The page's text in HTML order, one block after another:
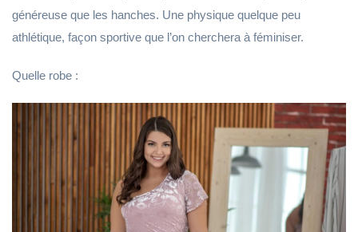
généreuse que les hanches. Une physique quelque peu
athlétique, façon sportive que l’on cherchera à féminiser.
Quelle robe :